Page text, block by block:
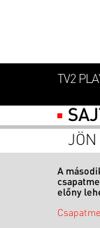
TV2
JÖN
A
előny